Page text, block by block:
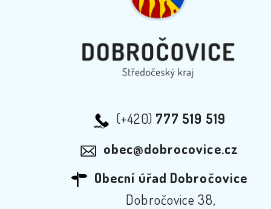
(+420) 777 519 519
obec@dobrocovice.cz
Obecní úřad Dobročovice
Dobročovice 38,